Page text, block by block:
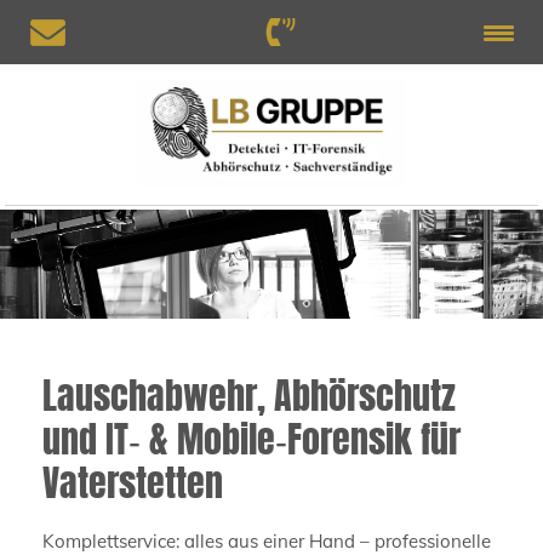
Lauschabwehr, Abhörschutz
und IT‑ & Mobile‑Forensik für
Vaterstetten
Komplettservice: alles aus einer Hand – professionelle